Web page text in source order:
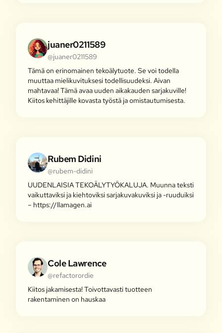
juaner0211589
@juaner0211589
Tämä on erinomainen tekoälytuote. Se voi todella
muuttaa mielikuvituksesi todellisuudeksi. Aivan
mahtavaa! Tämä avaa uuden aikakauden sarjakuville!
Kiitos kehittäjille kovasta työstä ja omistautumisesta.
Rubem Didini
@rubem-didini
UUDENLAISIA TEKOÄLYTYÖKALUJA. Muunna teksti
vaikuttaviksi ja kiehtoviksi sarjakuvakuviksi ja -ruuduiksi
– https://llamagen.ai
Cole Lawrence
@refactorordie
Kiitos jakamisesta! Toivottavasti tuotteen
rakentaminen on hauskaa